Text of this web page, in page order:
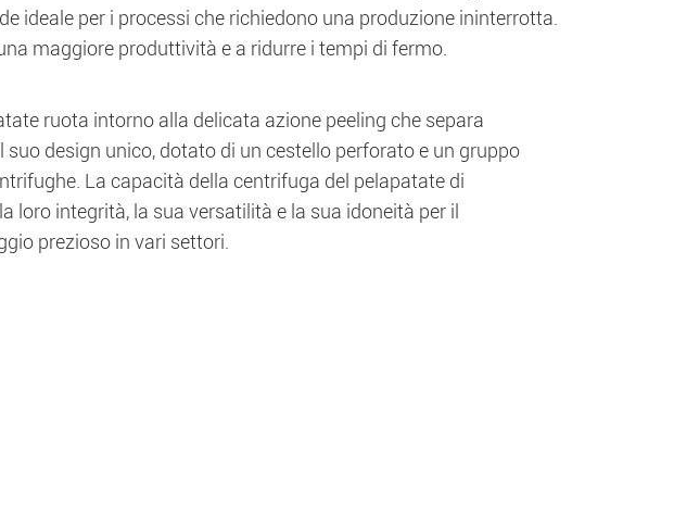
ideale per i processi che richiedono una produzione ininterrotta.
maggiore produttività e a ridurre i tempi di fermo.
ruota intorno alla delicata azione peeling che separa
design unico, dotato di un cestello perforato e un gruppo
La capacità della centrifuga del pelapatate di
loro integrità, la sua versatilità e la sua idoneità per il
prezioso in vari settori.